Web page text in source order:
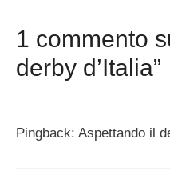
1 commento
derby d’Italia”
Pingback: Aspettando il